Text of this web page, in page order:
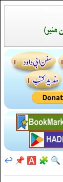
🔍
🧩
🅰️
📌
↩️